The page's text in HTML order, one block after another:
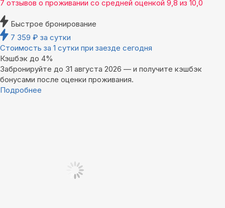
7 отзывов о проживании со средней оценкой 9,8 из 10,0
Быстрое бронирование
7 359 ₽ за сутки
Стоимость за 1 сутки при заезде сегодня
Кэшбэк до 4%
Забронируйте до 31 августа 2026 — и получите кэшбэк
бонусами после оценки проживания.
Подробнее